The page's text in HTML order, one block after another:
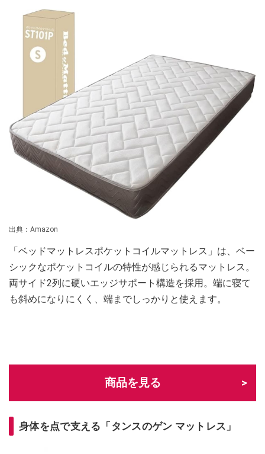
出典：Amazon
「ベッドマットレスポケットコイルマットレス」は、ベー
シックなポケットコイルの特性が感じられるマットレス。
両サイド2列に硬いエッジサポート構造を採用。端に寝て
も斜めになりにくく、端までしっかりと使えます。
商品を見る
身体を点で支える「タンスのゲン マットレス」